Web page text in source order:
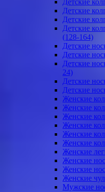
Детские
Детские
Детские
Детские
(128-164)
Детские
Детские
Детские
24)
Детские
Детские
Женские
Женские
Женские
Женские
Женские
Женские
Женские
Женские
Женские
Женские
Мужские